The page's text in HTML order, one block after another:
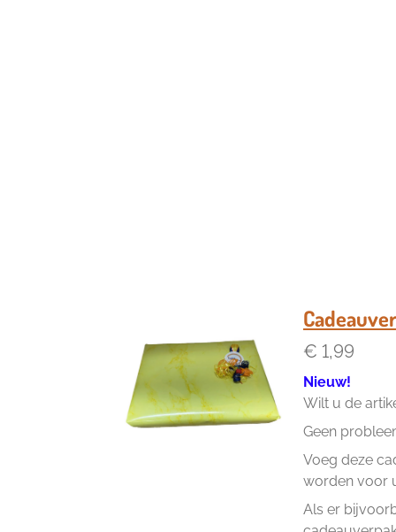
€ 1,99
Nieuw!
Wilt u de
Geen
Voeg deze
worden voor
Als er